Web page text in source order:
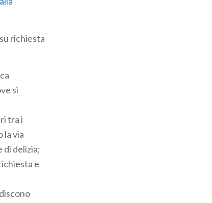
richiesta
si
tra i
la via
di delizia;
e